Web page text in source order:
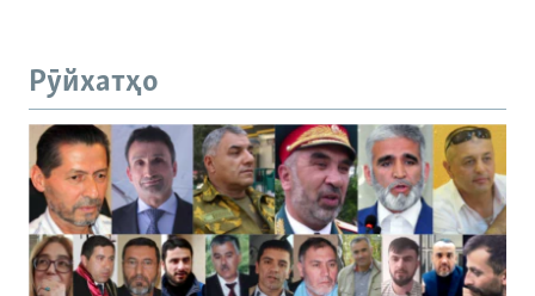
Рӯйхатҳо